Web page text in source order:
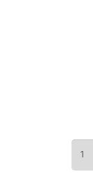
2023er